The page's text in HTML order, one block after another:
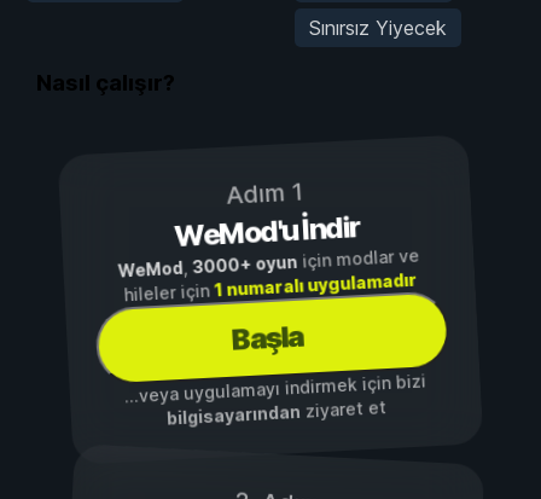
Sınırsız Yiyecek
Nasıl çalışır?
Adım 1
WeMod'u İndir
WeMod,3000+ oyuniçin modlar ve
hileler için1 numaralı uygulamadır
Başla
...veya uygulamayı indirmek için bizi
bilgisayarından ziyaret et